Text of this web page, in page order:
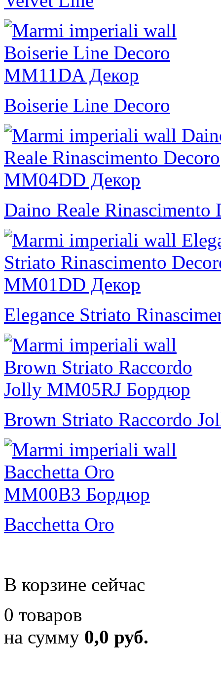
Boiserie Line Decoro
Daino Reale Rinascimento
Elegance Striato
Brown Striato Raccordo
Bacchetta Oro
В корзине сейчас
0 товаров
на сумму 0,0 руб.